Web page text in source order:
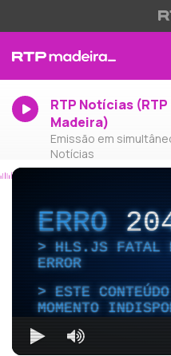
RTP Notícias (RTP
Madeira)
Emissão em
Notícias
ERRO
HLS.JS FATAL
ERROR
ESTE
MOMENTO